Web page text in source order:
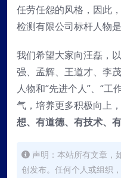
任劳任怨的风格，因此
检测有限公司标杆人物是
我们希望大家向汪磊，
强、孟辉、王道才、李
人物和“先进个人”、“工
气，培养更多积极向上
想、有道德、有技术、
声明：本站所有文章，
创发布。任何个人或组织